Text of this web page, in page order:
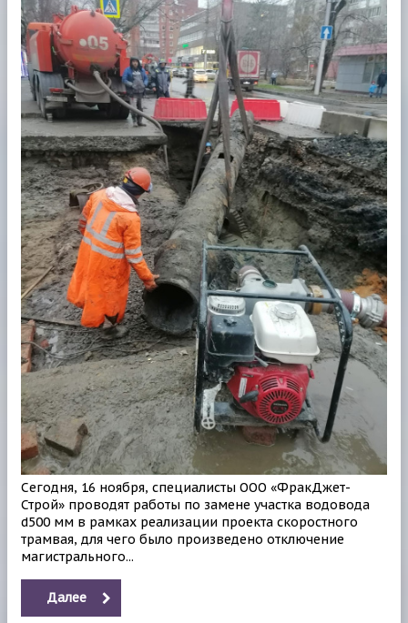
Сегодня, 16 ноября, специалисты ООО «ФракДжет-
Строй» проводят работы по замене участка водовода
d500 мм в рамках реализации проекта скоростного
трамвая, для чего было произведено отключение
магистрального...
Далее